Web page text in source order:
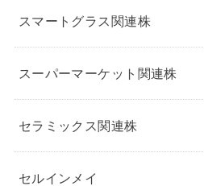
スマートグラス関連株
スーパーマーケット関連株
セラミックス関連株
セルインメイ